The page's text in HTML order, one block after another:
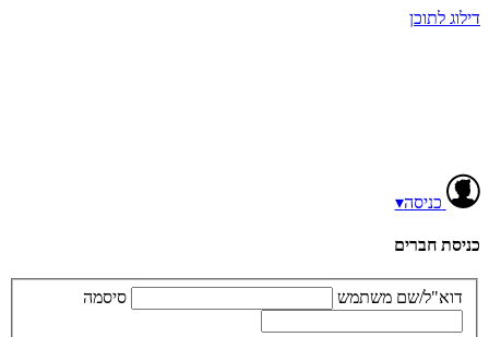
דילוג לתוכן
כניסה▾
כניסת חברים
דוא"ל/שם משתמש סיסמה